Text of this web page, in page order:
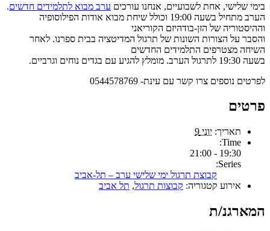
בימי שלישי, אחת לשבועיים, אנחנו עורכים ערב מבוא לתלמידים חדשים.
הערב מתחיל בשעה 19:00 וכולל שיחת מבוא אודות הפילוסופיה
וההיסטוריה של הזן-בודהיזם הקוריאני
והסבר על הצורות השונות של תרגול המדיטציה בבית ספרנו. לאחר
השיחה מצטרפים התלמידים החדשים
בשעה 19:30 לתרגול הערב. מומלץ להגיע עם בגדים נוחים וגרביים.
לפרטים נוספים צרו קשר עם עינת- 0544578769
פרטים
תאריך: יוני 9
Time:
19:30 - 21:00
Series:
קבוצת תרגול ימי שלישי ערב – תל-אביב
אירוע קטגוריה: קבוצות תרגול, תל אביב
המארגנ/ת